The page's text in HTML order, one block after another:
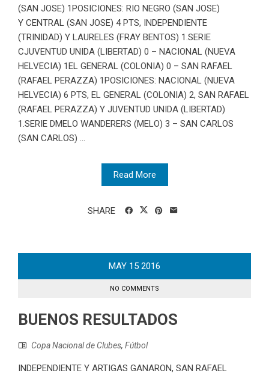
(SAN JOSE) 1POSICIONES: RIO NEGRO (SAN JOSE)
Y CENTRAL (SAN JOSE) 4 PTS, INDEPENDIENTE
(TRINIDAD) Y LAURELES (FRAY BENTOS) 1.SERIE
CJUVENTUD UNIDA (LIBERTAD) 0 – NACIONAL (NUEVA
HELVECIA) 1EL GENERAL (COLONIA) 0 – SAN RAFAEL
(RAFAEL PERAZZA) 1POSICIONES: NACIONAL (NUEVA
HELVECIA) 6 PTS, EL GENERAL (COLONIA) 2, SAN RAFAEL
(RAFAEL PERAZZA) Y JUVENTUD UNIDA (LIBERTAD)
1.SERIE DMELO WANDERERS (MELO) 3 – SAN CARLOS
(SAN CARLOS) ...
Read More
SHARE
MAY 15 2016
NO COMMENTS
BUENOS RESULTADOS
Copa Nacional de Clubes, Fútbol
INDEPENDIENTE Y ARTIGAS GANARON, SAN RAFAEL